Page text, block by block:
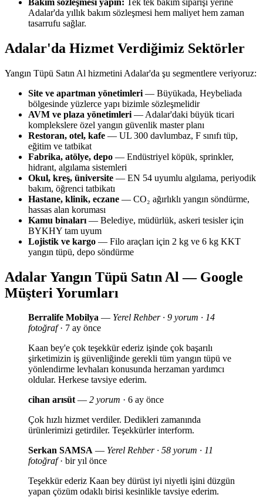
Adalar'da yıllık bakım sözleşmesi hem maliyet hem zaman
tasarrufu sağlar.
Adalar'da Hizmet Verdiğimiz Sektörler
Yangın Tüpü Satın Al hizmetini Adalar'da şu segmentlere veriyoruz:
Site ve apartman yönetimleri — Büyükada, Heybeliada
bölgesinde yüzlerce yapı bizimle sözleşmelidir
AVM ve plaza yönetimleri — Adalar'daki büyük ticari
komplekslere özel yangın güvenlik master planı
Restoran, otel, kafe — UL 300 davlumbaz, F sınıfı tüp,
eğitim ve tatbikat
Fabrika, atölye, depo — Endüstriyel köpük, sprinkler,
hidrant, algılama sistemleri
Okul, kreş, üniversite — EN 54 uyumlu algılama, periyodik
bakım, öğrenci tatbikatı
Hastane, klinik, eczane — CO₂ ağırlıklı yangın söndürme,
hassas alan koruması
Kamu binaları — Belediye, müdürlük, askeri tesisler için
BYKHY tam uyum
Lojistik ve kargo — Filo araçları için 2 kg ve 6 kg KKT
yangın tüpü, depo söndürme
Adalar Yangın Tüpü Satın Al — Google
Müşteri Yorumları
Berralife Mobilya — Yerel Rehber · 9 yorum · 14
fotoğraf· 7 ay önce
Kaan bey'e çok teşekkür ederiz işinde çok başarılı
şirketimizin iş güvenliğinde gerekli tüm yangın tüpü ve
yönlendirme levhaları konusunda herzaman yardımcı
oldular. Herkese tavsiye ederim.
cihan arısüt— 2 yorum · 6 ay önce
Çok hızlı hizmet verdiler. Dedikleri zamanında
ürünlerimizi getirdiler. Teşekkürler interform.
Serkan SAMSA — Yerel Rehber · 58 yorum · 11
fotoğraf· bir yıl önce
Teşekkür ederiz Kaan bey dürüst iyi niyetli işini düzgün
yapan çözüm odaklı birisi kesinlikle tavsiye ederim.